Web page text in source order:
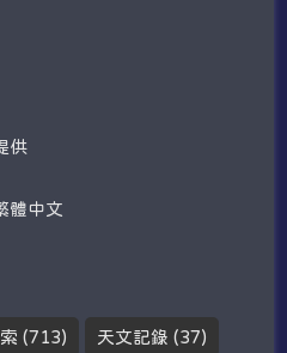
供
體中文
(713) 天文記錄 (37)